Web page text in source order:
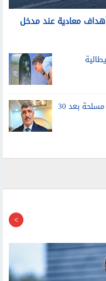
معادية عند مدخل